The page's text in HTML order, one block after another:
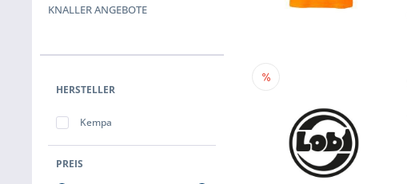
KNALLER ANGEBOTE
HERSTELLER
Kempa
PREIS